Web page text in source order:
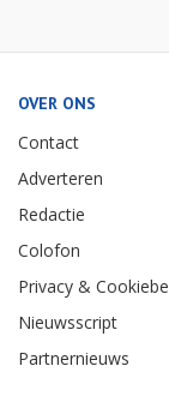
OVER ONS
Contact
Adverteren
Redactie
Colofon
Privacy &
Nieuwsscript
Partnernieuws